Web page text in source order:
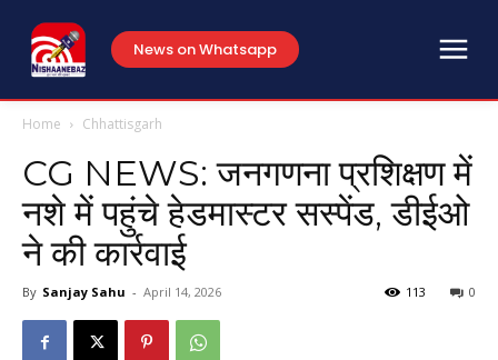
News on Whatsapp
Home Chhattisgarh
CG NEWS: जनगणना प्रशिक्षण में
नशे में पहुंचे हेडमास्टर सस्पेंड, डीईओ
ने की कार्रवाई
By Sanjay Sahu - April 14, 2026 0
113